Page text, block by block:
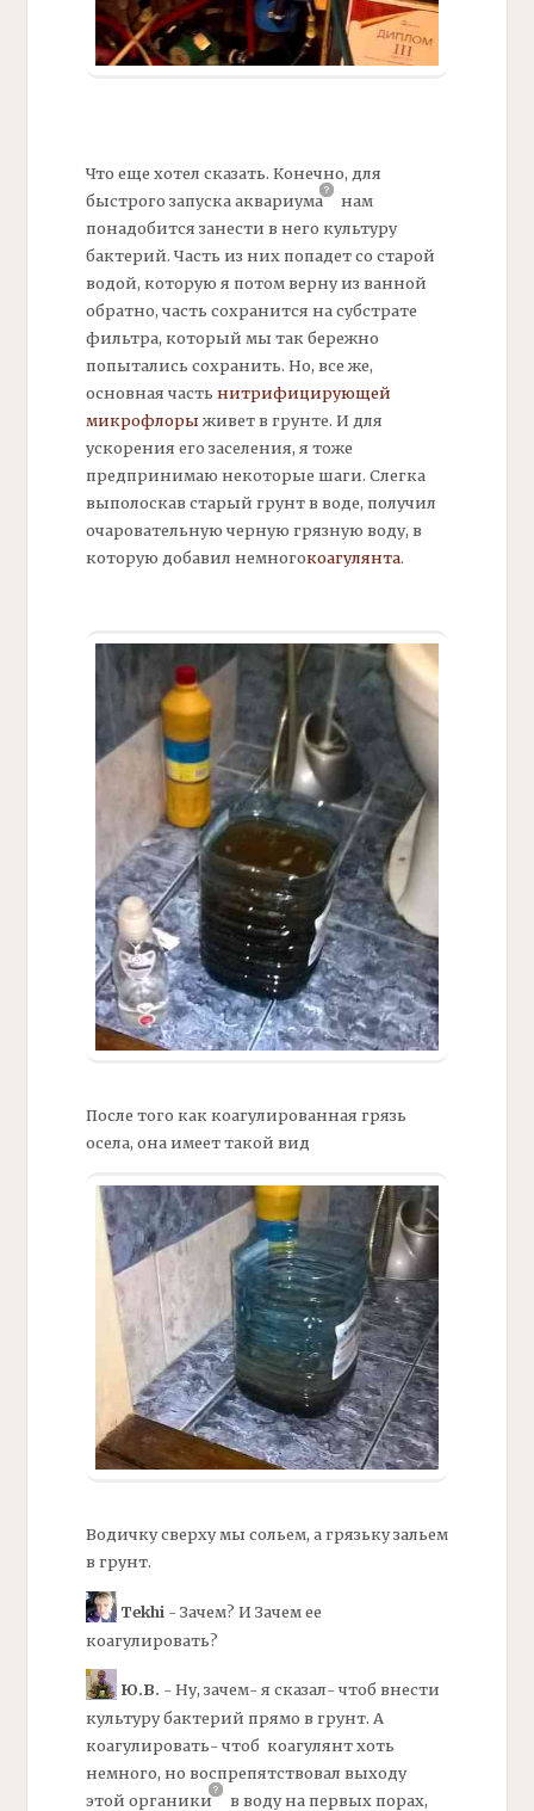
Что еще хотел сказать. Конечно, для
быстрого запуска аквариума
нам
понадобится занести в него культуру
бактерий. Часть из них попадет со старой
водой, которую я потом верну из ванной
обратно, часть сохранится на субстрате
фильтра, который мы так бережно
попытались сохранить. Но, все же,
основная часть нитрифицирующей
микрофлоры живет в грунте. И для
ускорения его заселения, я тоже
предпринимаю некоторые шаги. Слегка
выполоскав старый грунт в воде, получил
очаровательную черную грязную воду, в
которую добавил немногокоагулянта.
После того как коагулированная грязь
осела, она имеет такой вид
Водичку сверху мы сольем, а грязьку зальем
в грунт.
Tekhi- Зачем? И Зачем ее
коагулировать?
Ю.В. - Ну, зачем- я сказал- чтоб внести
культурубактерий прямо в грунт. А
коагулировать- чтоб коагулянтхоть
немного, но воспрепятствовал выходу
этой органики
в воду на первых порах,